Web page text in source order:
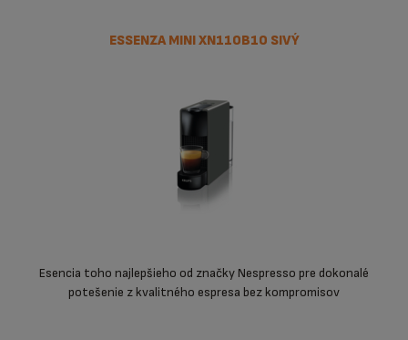
ESSENZA MINI XN110B10 SIVÝ
Esencia toho najlepšieho od značky Nespresso pre dokonalé
potešenie z kvalitného espresa bez kompromisov